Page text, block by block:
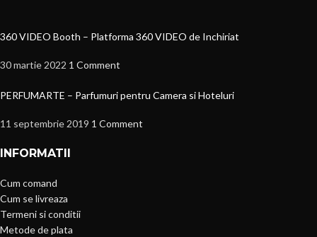
360 VIDEO Booth – Platforma 360 VIDEO de Inchiriat
30 martie 2022 1 Comment
PERFUMARTE – Parfumuri pentru Camera si Hoteluri
11 septembrie 2019 1 Comment
INFORMATII
Cum comand
Cum se livreaza
Termeni si conditii
Metode de plata